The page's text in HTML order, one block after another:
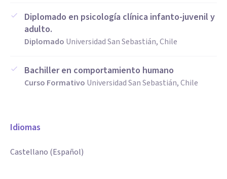
Diplomado en psicología clínica infanto-juvenil y
adulto.
Diplomado Universidad San Sebastián, Chile
Bachiller en comportamiento humano
Curso Formativo Universidad San Sebastián, Chile
Idiomas
Castellano (Español)